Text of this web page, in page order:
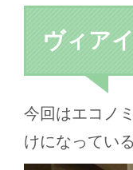
ヴィア
今回はエコノ
けになってい